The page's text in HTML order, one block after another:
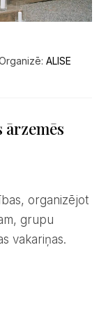
ALISE
ārzemēs
grupu
vakariņas.